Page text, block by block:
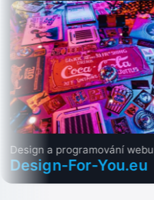
Design a programování webu
Design-For-You.eu